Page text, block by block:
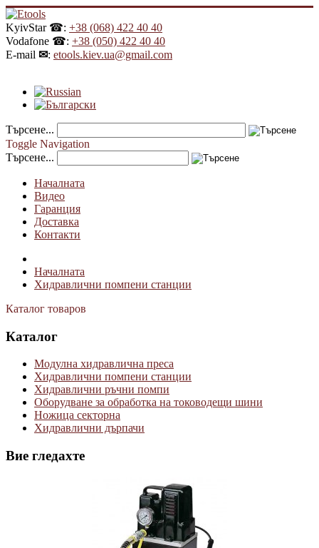
KyivStar ☎: +38 (068) 422 40 40
Vodafone ☎: +38 (050) 422 40 40
E-mail ✉: etools.kiev.ua@gmail.com
Търсене...
Toggle Navigation
Търсене...
Началната
Видео
Гаранция
Доставка
Контакти
Началната
Хидравлични помпени станции
Каталог товаров
Каталог
Модулна хидравлична преса
Хидравлични помпени станции
Хидравлични ръчни помпи
Оборудване за обработка на тоководещи шини
Ножица секторна
Хидравлични дърпачи
Вие гледахте